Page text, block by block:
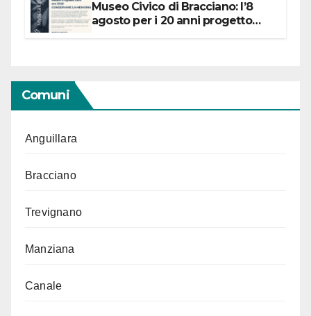
Museo Civico di Bracciano: l’8
agosto per i 20 anni progetto
Comuni
Anguillara
Bracciano
Trevignano
Manziana
Canale